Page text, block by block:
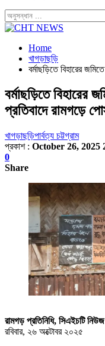
Home
খাগড়াছড়ি
বর্মাছড়িতে বিহারের
বর্মাছড়িতে বিহারের
প্রতিবাদে রামগড়ে
খাগড়াছড়িপার্বত্য চট্টগ্রাম
প্রকাশ : October 26, 2025
0
Share
রামগড় প্রতিনিধি, সিএইচটি নিউজ
রবিবার, ২৬ অক্টোবর ২০২৫